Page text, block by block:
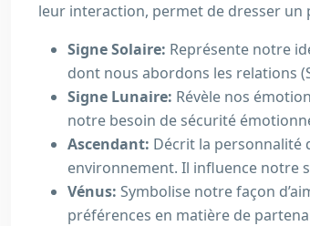
leur interaction, permet de dresser
Signe Solaire: Représente notre
dont nous abordons les relations
Signe Lunaire: Révèle nos
notre besoin de sécurité
Ascendant: Décrit la personnalité
environnement. Il influence notre
Vénus: Symbolise notre façon
préférences en matière de